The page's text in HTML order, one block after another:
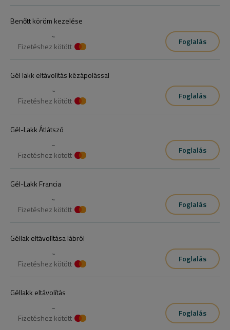
Benőtt köröm kezelése
~
Fizetéshez kötött
Foglalás
Gél lakk eltávolítás kézápolással
~
Fizetéshez kötött
Foglalás
Gél-Lakk Átlátszó
~
Fizetéshez kötött
Foglalás
Gél-Lakk Francia
~
Fizetéshez kötött
Foglalás
Géllak eltávolítása lábról
~
Fizetéshez kötött
Foglalás
Géllakk eltávolítás
~
Fizetéshez kötött
Foglalás